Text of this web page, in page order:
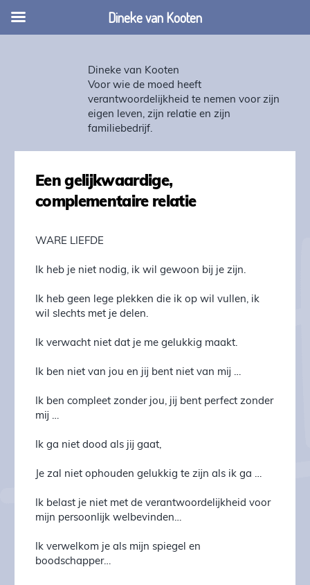
Dineke van Kooten
Voor wie de moed heeft
verantwoordelijkheid te nemen voor zijn
eigen leven, zijn relatie en zijn
familiebedrijf.
Een gelijkwaardige,
complementaire relatie
WARE LIEFDE
Ik heb je niet nodig, ik wil gewoon bij je zijn.
Ik heb geen lege plekken die ik op wil vullen, ik
wil slechts met je delen.
Ik verwacht niet dat je me gelukkig maakt.
Ik ben niet van jou en jij bent niet van mij …
Ik ben compleet zonder jou, jij bent perfect zonder
mij …
Ik ga niet dood als jij gaat,
Je zal niet ophouden gelukkig te zijn als ik ga …
Ik belast je niet met de verantwoordelijkheid voor
mijn persoonlijk welbevinden…
Ik verwelkom je als mijn spiegel en
boodschapper…
Dineke van Kooten